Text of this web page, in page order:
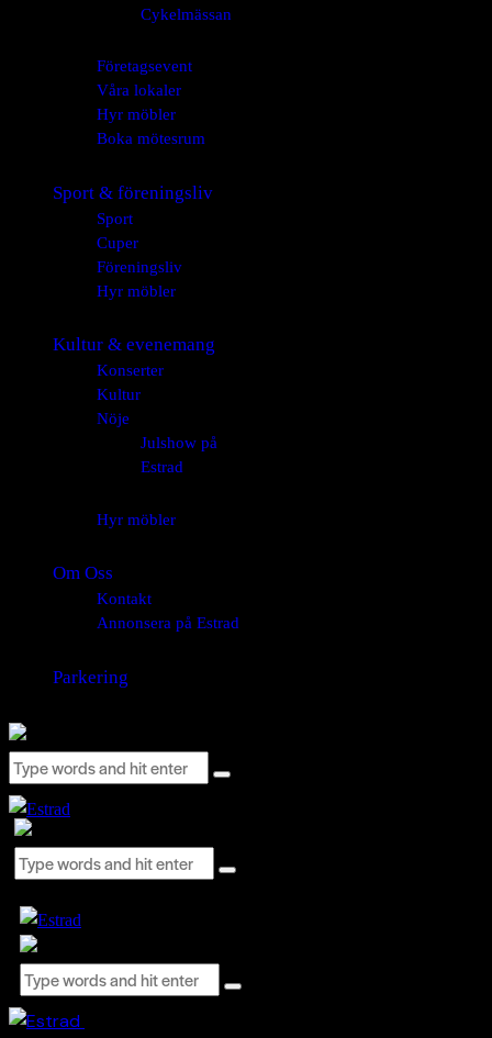
Cykelmässan
Företagsevent
Våra lokaler
Hyr möbler
Boka mötesrum
Sport & föreningsliv
Sport
Cuper
Föreningsliv
Hyr möbler
Kultur & evenemang
Konserter
Kultur
Nöje
Julshow på
Estrad
Hyr möbler
Om Oss
Kontakt
Annonsera på Estrad
Parkering